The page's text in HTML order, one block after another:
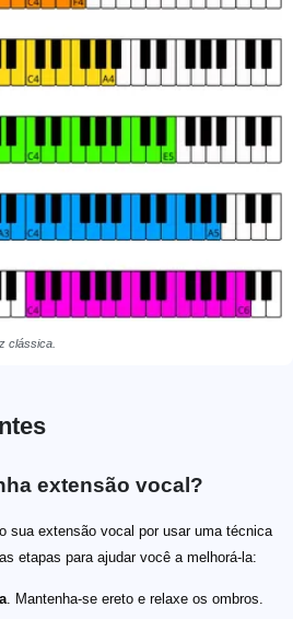
clássica.
extensão vocal?
sua extensão vocal por usar uma técnica
etapas para ajudar você a melhorá-la:
. Mantenha-se ereto e relaxe os ombros.